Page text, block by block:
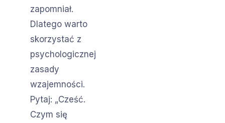
zapomniał.
Dlatego warto
skorzystać z
psychologicznej
zasady
wzajemności.
Pytaj: „Cześć.
Czym się